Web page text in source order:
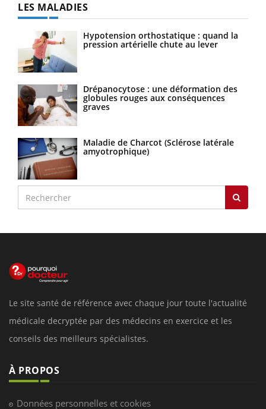
LES MALADIES
Hypotension orthostatique : quand la
pression artérielle chute au lever
Drépanocytose : une déformation des
globules rouges aux conséquences
graves
Maladie de Charcot (Sclérose latérale
amyotrophique)
Le site santé de référence avec chaque jour toute l'actualité
médicale decryptée par des médecins en exercice et les
conseils des meilleurs spécialistes.
À PROPOS
Données personnelles et cookies